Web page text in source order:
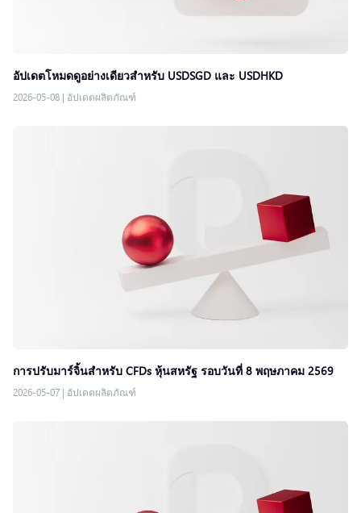
อัปเดตโหมดดูอย่างเดียวสำหรับ USDSGD และ USDHKD
2026-05-08 | อัปเดตผลิตภัณฑ์
การปรับมาร์จิ้นสำหรับ CFDs หุ้นสหรัฐ รอบวันที่ 8 พฤษภาคม 2569
2026-05-07 | อัปเดตผลิตภัณฑ์